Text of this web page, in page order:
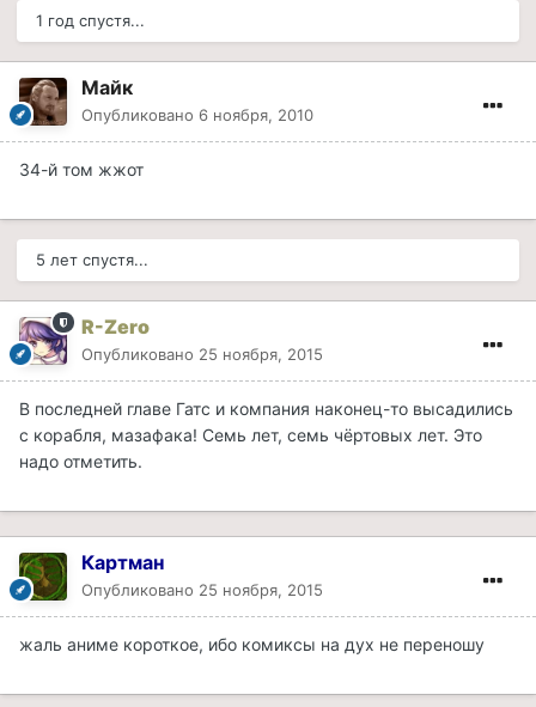
1 год спустя...
Майк
Опубликовано 6 ноября, 2010
34-й том жжот
5 лет спустя...
R-Zero
Опубликовано 25 ноября, 2015
В последней главе Гатс и компания наконец-то высадились
с корабля, мазафака! Семь лет, семь чёртовых лет. Это
надо отметить.
Картман
Опубликовано 25 ноября, 2015
жаль аниме короткое, ибо комиксы на дух не переношу